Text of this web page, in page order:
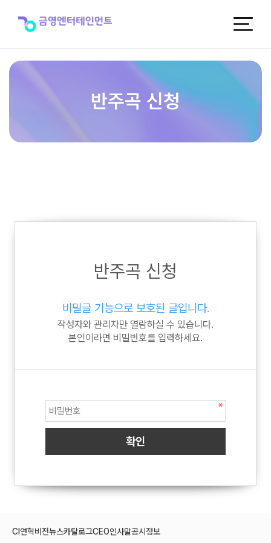
반주곡 신청
반주곡 신청
비밀글 기능으로 보호된 글입니다.
작성자와 관리자만 열람하실 수 있습니다.
본인이라면 비밀번호를 입력하세요.
CI 연혁비전뉴스카탈로그CEO인사말공시정보